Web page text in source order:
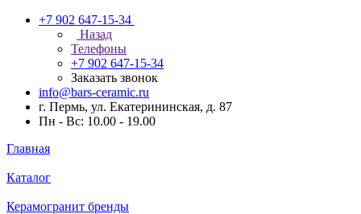
+7 902 647-15-34
Назад
Телефоны
+7 902 647-15-34
Заказать звонок
info@bars-ceramic.ru
г. Пермь, ул. Екатерининская, д. 87
Пн - Вс: 10.00 - 19.00
Главная
Каталог
Керамогранит бренды